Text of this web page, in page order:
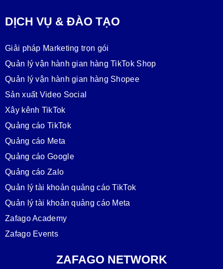
DỊCH VỤ & ĐÀO TẠO
Giải pháp Marketing trọn gói
Quản lý vận hành gian hàng TikTok Shop
Quản lý vận hành gian hàng Shopee
Sản xuất Video Social
Xây kênh TikTok
Quảng cáo TikTok
Quảng cáo Meta
Quảng cáo Google
Quảng cáo Zalo
Quản lý tài khoản quảng cáo TikTok
Quản lý tài khoản quảng cáo Meta
Zafago Academy
Zafago Events
ZAFAGO NETWORK